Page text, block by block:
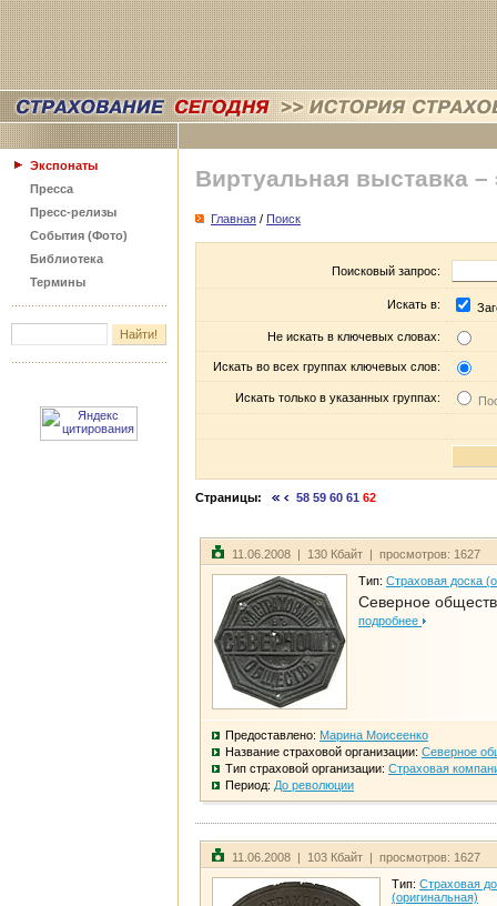
Экспонаты
Пресса
Пресс-релизы
События (Фото)
Библиотека
Термины
Виртуальная выставка –
Главная / Поиск
Поисковый запрос:
Искать в:
Не искать в ключевых словах:
Искать во всех группах ключевых слов:
Искать только в указанных группах:
Страницы: 58 59 60 61 62
11.06.2008 | 130 Кбайт | просмотров: 1627
Тип: Страховая доска
Северное
подробнее
Предоставлено: Марина Моисеенко
Название страховой организации: Северное
Тип страховой организации: Страховая
Период: До революции
11.06.2008 | 103 Кбайт | просмотров: 1627
Тип: Страховая
(оригинальная)